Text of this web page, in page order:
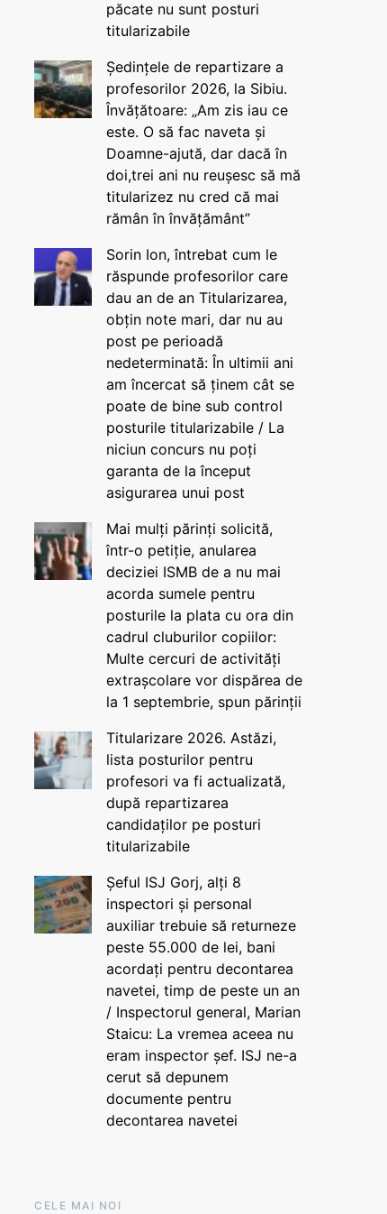
păcate nu sunt posturi
titularizabile
Ședințele de repartizare a
profesorilor 2026, la Sibiu.
Învățătoare: „Am zis iau ce
este. O să fac naveta și
Doamne-ajută, dar dacă în
doi,trei ani nu reușesc să mă
titularizez nu cred că mai
rămân în învățământ”
Sorin Ion, întrebat cum le
răspunde profesorilor care
dau an de an Titularizarea,
obțin note mari, dar nu au
post pe perioadă
nedeterminată: În ultimii ani
am încercat să ținem cât se
poate de bine sub control
posturile titularizabile / La
niciun concurs nu poți
garanta de la început
asigurarea unui post
Mai mulți părinți solicită,
într-o petiție, anularea
deciziei ISMB de a nu mai
acorda sumele pentru
posturile la plata cu ora din
cadrul cluburilor copiilor:
Multe cercuri de activități
extrașcolare vor dispărea de
la 1 septembrie, spun părinții
Titularizare 2026. Astăzi,
lista posturilor pentru
profesori va fi actualizată,
după repartizarea
candidaților pe posturi
titularizabile
Șeful ISJ Gorj, alți 8
inspectori și personal
auxiliar trebuie să returneze
peste 55.000 de lei, bani
acordați pentru decontarea
navetei, timp de peste un an
/ Inspectorul general, Marian
Staicu: La vremea aceea nu
eram inspector șef. ISJ ne-a
cerut să depunem
documente pentru
decontarea navetei
CELE MAI NOI